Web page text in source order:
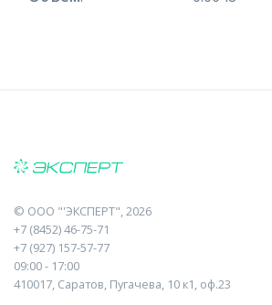
© ООО "'ЭКСПЕРТ", 2026
+7 (8452) 46-75-71
+7 (927) 157-57-77
09:00 - 17:00
410017, Саратов, Пугачева, 10 к1, оф.23